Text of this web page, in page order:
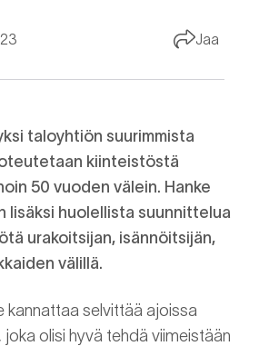
Jaa
taloyhtiön suurimmista
kiinteistöstä
50 vuoden välein. Hanke
lisäksi huolellista suunnittelua
urakoitsijan, isännöitsijän,
välillä.
kannattaa selvittää ajoissa
joka olisi hyvä tehdä viimeistään